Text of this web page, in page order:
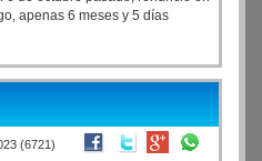
apenas 6 meses y 5 días
(6721)